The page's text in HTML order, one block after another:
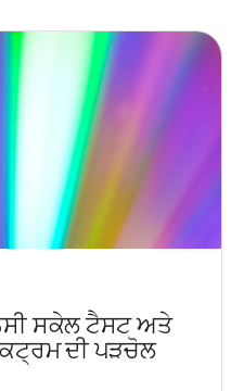
ਸਕੇਲ ਟੈਸਟ ਅਤੇ
ਦੀ ਪੜਚੋਲ